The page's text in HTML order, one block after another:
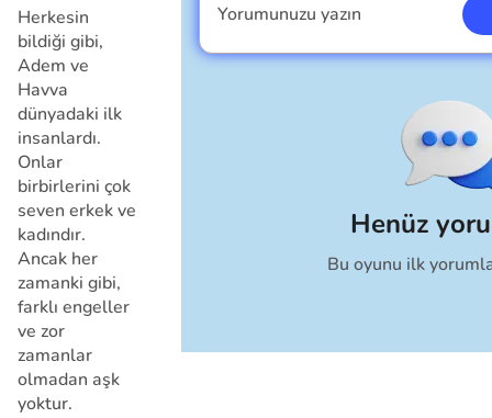
Herkesin
bildiği gibi,
Adem ve
Havva
dünyadaki ilk
insanlardı.
Onlar
birbirlerini çok
seven erkek ve
kadındır.
Ancak her
zamanki gibi,
farklı engeller
ve zor
zamanlar
olmadan aşk
yoktur.
Henüz
Bu oyunu ilk
Yorumunuzu yazın
Ben erkeğim
İptal